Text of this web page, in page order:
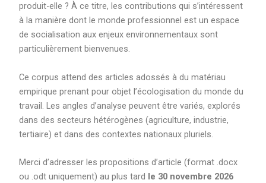
produit-elle ? À ce titre, les contributions qui s’intéressent
à la manière dont le monde professionnel est un espace
de socialisation aux enjeux environnementaux sont
particulièrement bienvenues.
Ce corpus attend des articles adossés à du matériau
empirique prenant pour objet l’écologisation du monde du
travail. Les angles d’analyse peuvent être variés, explorés
dans des secteurs hétérogènes (agriculture, industrie,
tertiaire) et dans des contextes nationaux pluriels.
Merci d’adresser les propositions d’article (format .docx
ou .odt uniquement) au plus tard le 30 novembre 2026